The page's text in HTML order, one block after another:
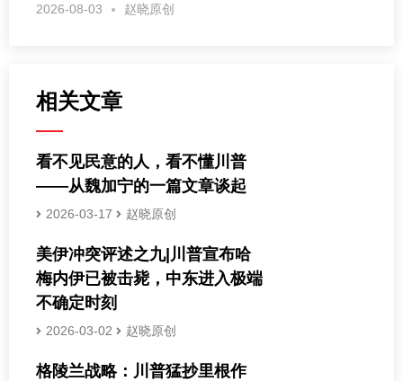
2026-08-03 赵晓原创
相关文章
看不见民意的人，看不懂川普
——从魏加宁的一篇文章谈起
2026-03-17 赵晓原创
美伊冲突评述之九|川普宣布哈
梅内伊已被击毙，中东进入极端
不确定时刻
2026-03-02 赵晓原创
格陵兰战略：川普猛抄里根作